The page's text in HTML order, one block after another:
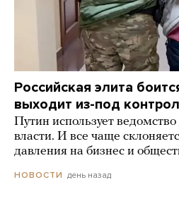
Российская элита
выходит из-под
Путин использует
власти. И все чаще
давления на бизнес и
НОВОСТИ день назад